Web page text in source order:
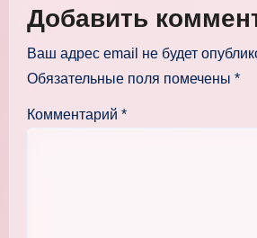
Добавить
Ваш адрес email не будет
Обязательные поля помечены *
Комментарий *